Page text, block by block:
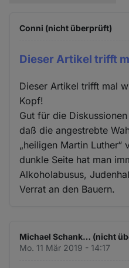
Conni (nicht überprüft)
Dieser Artikel trifft
Dieser Artikel trifft mal
Kopf!
Gut für die
daß die angestrebte
„heiligen Martin
dunkle Seite hat man
Alkoholabusus,
Verrat an den Bauern.
Michael Schank… (nicht
Mo. 11 Mär 2019 - 14:17